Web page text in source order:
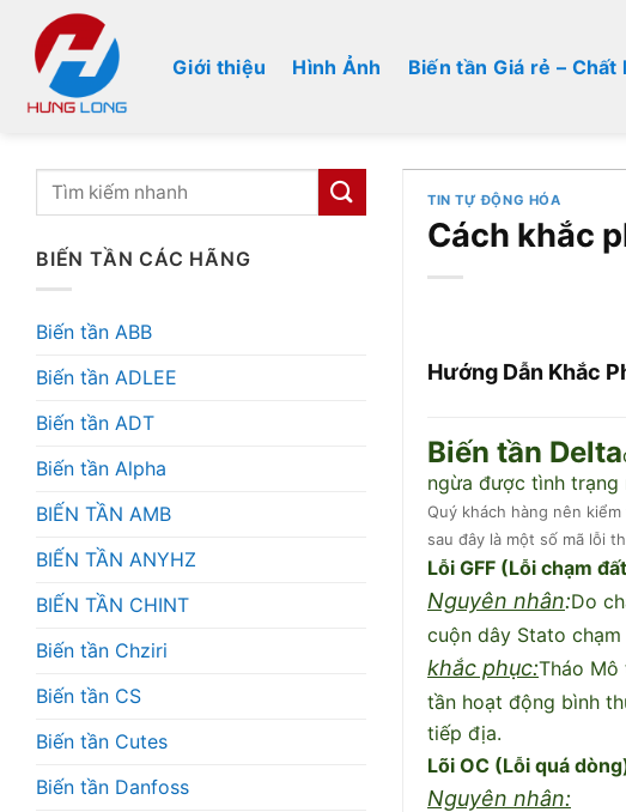
dung
Giới thiệu Hình Ảnh Biến tần Giá rẻ – Chất
BIẾN TẦN CÁC HÃNG
Biến tần ABB
Biến tần ADLEE
Biến tần ADT
Biến tần Alpha
BIẾN TẦN AMB
BIẾN TẦN ANYHZ
BIẾN TẦN CHINT
Biến tần Chziri
Biến tần CS
Biến tần Cutes
Biến tần Danfoss
TIN TỰ ĐỘNG HÓA
Cách khắc
Hướng Dẫn Khắc
Biến tần Delta
ngừa được tình
Quý khách hàng nên
sau đây là một số mã lỗi
Lỗi GFF (Lỗi chạm
Nguyên nhân:Do
cuộn dây Stato chạm
khắc phục:Tháo Mô
tần hoạt động bình
tiếp địa.
Lõi OC (Lỗi quá
Nguyên nhân: